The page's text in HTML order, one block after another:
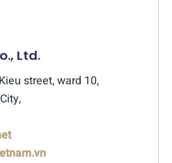
Ltd.
street, ward 10,